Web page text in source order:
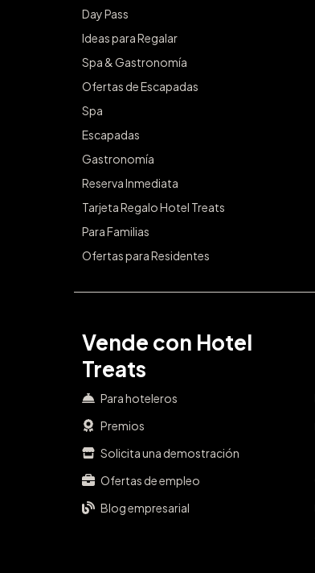
Day Pass
Ideas para Regalar
Spa & Gastronomía
Ofertas de Escapadas
Spa
Escapadas
Gastronomía
Reserva Inmediata
Tarjeta Regalo Hotel Treats
Para Familias
Ofertas para Residentes
Vende con Hotel
Treats
Para hoteleros
Premios
Solicita una demostración
Ofertas de empleo
Blog empresarial